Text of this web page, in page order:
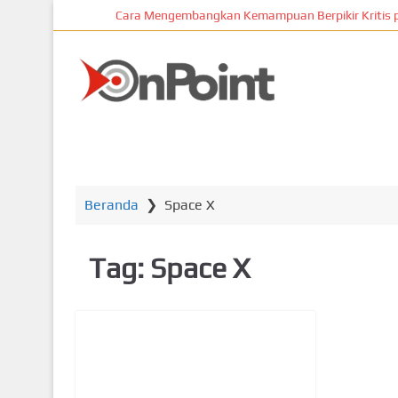
o
Cara Mengembangkan Kemampuan Berpikir Kritis pada
Beranda ❯ Space X
Tag: Space X